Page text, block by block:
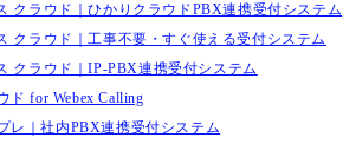
クラウド｜ひかりクラウドPBX連携受付システム
クラウド｜工事不要・すぐ使える受付システム
クラウド｜IP-PBX連携受付システム
ド for Webex Calling
レ｜社内PBX連携受付システム